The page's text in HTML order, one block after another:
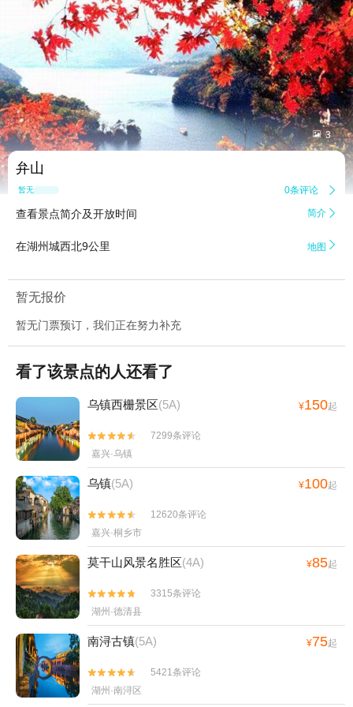
 3
弁山
暂无点评 0条评论 
查看景点简介及开放时间 简介 
在湖州城西北9公里 地图 
暂无报价
暂无门票预订，我们正在努力补充
看了该景点的人还看了
乌镇西栅景区(5A) ¥150起


7299条评论
嘉兴·乌镇
乌镇(5A) ¥100起


12620条评论
嘉兴·桐乡市
莫干山风景名胜区(4A) ¥85起


3315条评论
湖州·德清县
南浔古镇(5A) ¥75起


5421条评论
湖州·南浔区